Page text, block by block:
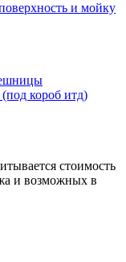
и мойку
короб итд)
стоимость
и возможных в